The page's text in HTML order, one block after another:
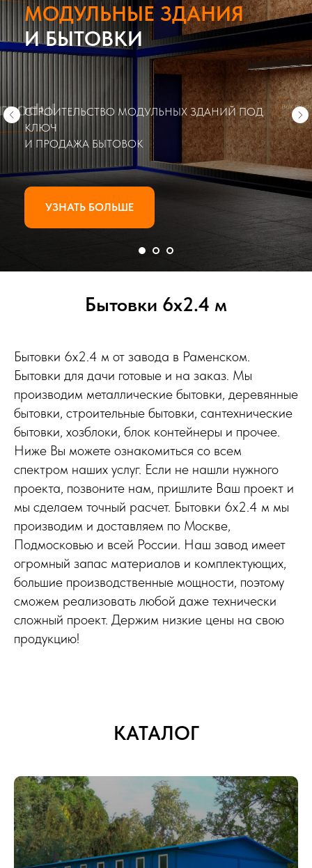
МОДУЛЬНЫЕ ЗДАНИЯ
И БЫТОВКИ
СТРОИТЕЛЬСТВО МОДУЛЬНЫХ ЗДАНИЙ ПОД
КЛЮЧ
И ПРОДАЖА БЫТОВОК
УЗНАТЬ БОЛЬШЕ
Бытовки 6х2.4 м
Бытовки 6х2.4 м от завода в Раменском.
Бытовки для дачи готовые и на заказ. Мы
производим металлические бытовки, деревянные
бытовки, строительные бытовки, сантехнические
бытовки, хозблоки, блок контейнеры и прочее.
Ниже Вы можете ознакомиться со всем
спектром наших услуг. Если не нашли нужного
проекта, позвоните нам, пришлите Ваш проект и
мы сделаем точный расчет. Бытовки 6х2.4 м мы
производим и доставляем по Москве,
Подмосковью и всей России. Наш завод имеет
огромный запас материалов и комплектующих,
большие производственные мощности, поэтому
сможем реализовать любой даже технически
сложный проект. Держим низкие цены на свою
продукцию!
КАТАЛОГ